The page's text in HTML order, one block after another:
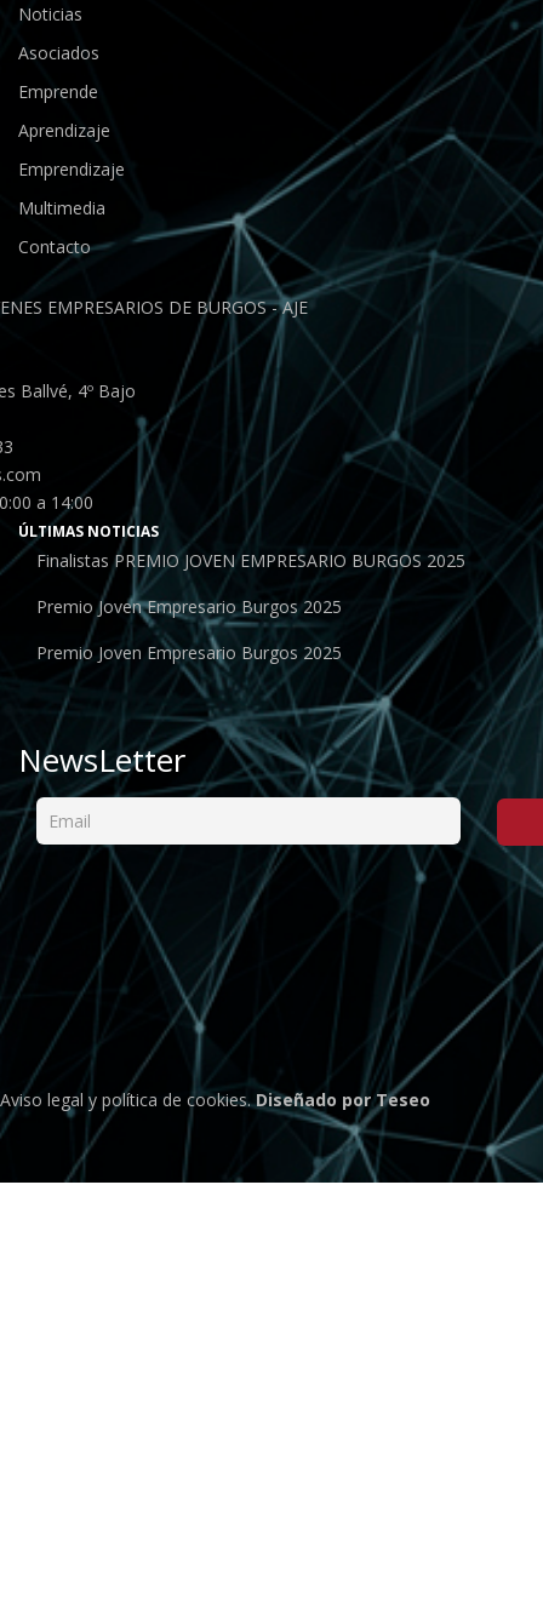
Noticias
Asociados
Emprende
Aprendizaje
Emprendizaje
Multimedia
Contacto
EMPRESARIOS DE BURGOS - AJE
Ballvé, 4º Bajo
a 14:00
ÚLTIMAS NOTICIAS
Finalistas PREMIO JOVEN EMPRESARIO BURGOS 2025
Premio Joven Empresario Burgos 2025
Premio Joven Empresario Burgos 2025
NewsLetter
Aviso legal y política de cookies.Diseñado por Teseo